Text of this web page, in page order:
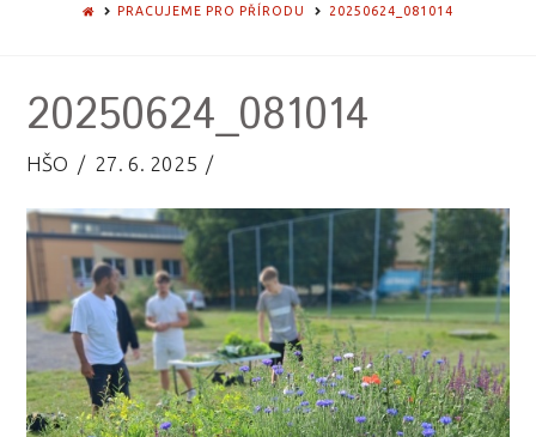
HOMEPRACUJEME PRO PŘÍRODU 20250624_081014
20250624_081014
HŠO 27. 6. 2025